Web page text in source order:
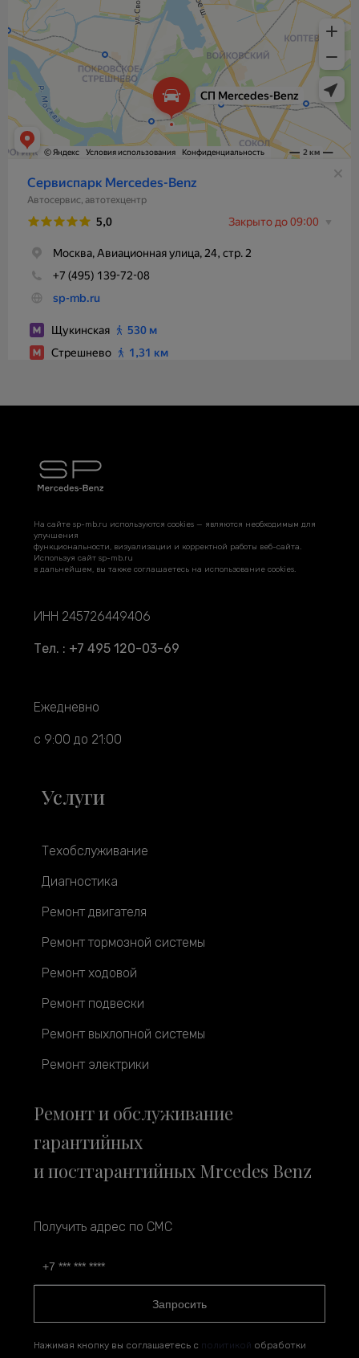
На сайте sp-mb.ru используются cookies — являются необходимым для
улучшения
функциональности, визуализации и корректной работы веб-сайта.
Используя сайт sp-mb.ru
в дальнейшем, вы также соглашаетесь на использование cookies.
ИНН 245726449406
Тел. : +7 495 120-03-69
Ежедневно
с 9:00 до 21:00
Услуги
Техобслуживание
Диагностика
Ремонт двигателя
Ремонт тормозной системы
Ремонт ходовой
Ремонт подвески
Ремонт выхлопной системы
Ремонт электрики
Ремонт и обслуживание
гарантийных
и постгарантийных Mrcedes Benz
Получить адрес по СМС
Запросить
Нажимая кнопку вы соглашаетесь с политикой обработки